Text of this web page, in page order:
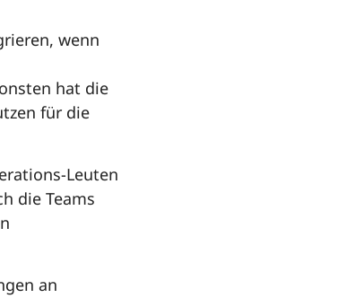
wenn
hat die
für die
Leuten
die Teams
an